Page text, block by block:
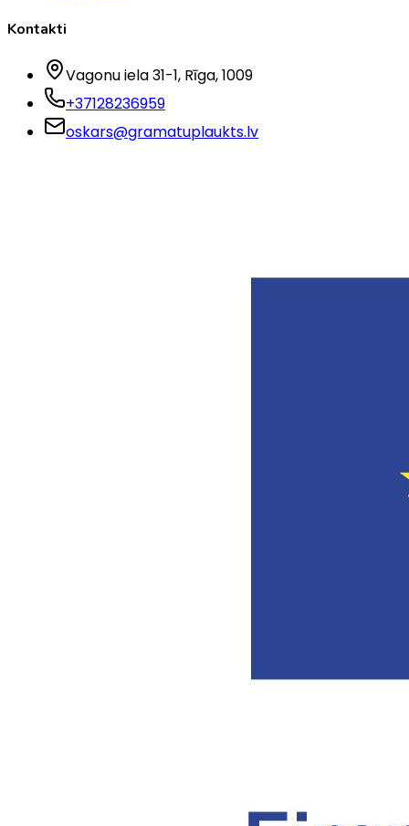
Kontakti
Vagonu iela 31-1, Rīga, 1009
+37128236959
oskars@gramatuplaukts.lv